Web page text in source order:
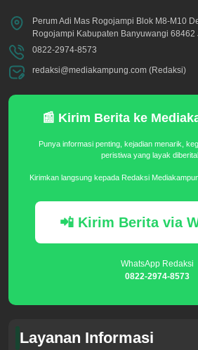
Perum Adi Mas Rogojampi Blok M8-M10
Rogojampi Kabupaten Banyuwangi 68462
0822-2974-8573
redaksi@mediakampung.com (Redaksi)
📰 Kirim Berita ke
Punya informasi penting, kejadian menarik,
peristiwa yang layak
Kirimkan langsung kepada Redaksi
📲 Kirim Berita via
WhatsApp Redaksi
0822-2974-8573
Layanan Informasi